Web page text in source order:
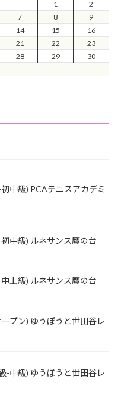
1
2
7 8
9
14 15
16
21 22
23
28 29
30
中級) PCAテニスアカデミ
中級) ルネサンス鷹の台
上級) ルネサンス鷹の台
プン) ゆうぽうと世田谷レ
-中級) ゆうぽうと世田谷レ